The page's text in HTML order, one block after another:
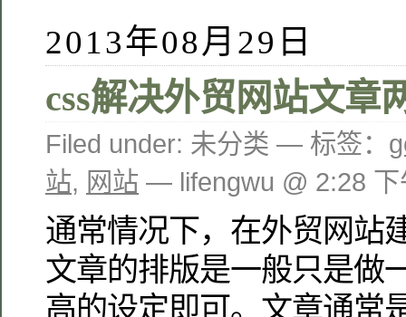
2013年08月29日
css解决外贸网站文章
Filed under: 未分类 — 标签：
站, 网站 — lifengwu @ 2:28 下
通常情况下，在外贸网站
文章的排版是一般只是做
高的设定即可。文章通常